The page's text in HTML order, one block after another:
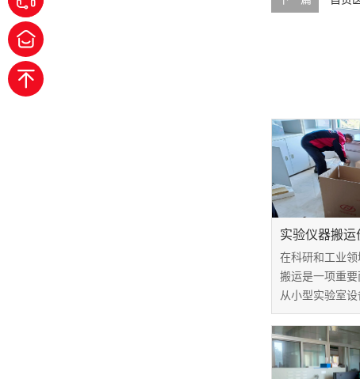
实验仪器搬运
在科研和工业
搬运是一项重要
从小型实验室设
器，安全而高
备完整性和正常
验仪器搬运价格
务的核心组成部